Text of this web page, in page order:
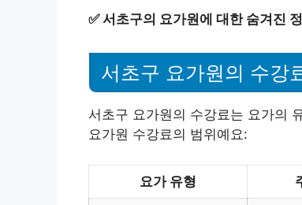
✅서초구의 요가원에 대한 숨겨진
서초구 요가원의 수강
서초구 요가원의 수강료는 요가의
요가원 수강료의 범위예요:
요가 유형